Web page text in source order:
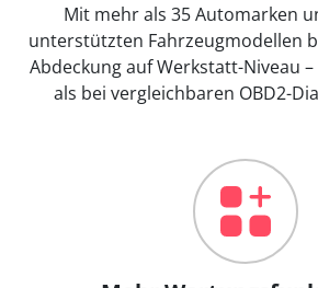
Mit mehr als 35 Automarken
unterstützten Fahrzeugmodellen
Abdeckung auf Werkstatt-Niveau
als bei vergleichbaren OBD2-